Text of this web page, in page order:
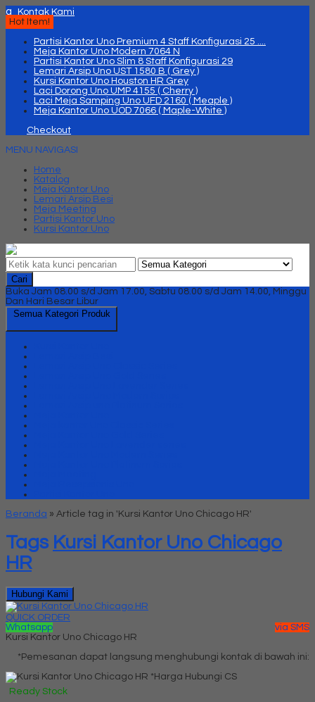
q
Kontak Kami
Hot Item!
Partisi Kantor Uno Premium 4 Staff Konfigurasi 25 ....
Meja Kantor Uno Modern 7064 N
Partisi Kantor Uno Slim 8 Staff Konfigurasi 29
Lemari Arsip Uno UST 1580 B ( Grey )
Kursi Kantor Uno Houston HR Grey
Laci Dorong Uno UMP 4155 ( Cherry )
Laci Meja Samping Uno UFD 2160 ( Meaple )
Meja Kantor Uno UOD 7066 ( Maple-White )
Checkout
MENU NAVIGASI
Home
Katalog
Meja Kantor Uno
Lemari Arsip Besi
Meja Meeting
Partisi Kantor Uno
Kursi Kantor Uno
Cari
Buka Jam 08.00 s/d Jam 17.00, Sabtu 08.00 s/d Jam 14.00, Minggu
Dan Hari Besar Libur
Semua Kategori Produk
Beranda » Article tag in 'Kursi Kantor Uno Chicago HR'
Tags Kursi Kantor Uno Chicago
HR
Hubungi Kami
QUICK ORDER
Whatsapp
via SMS
Kursi Kantor Uno Chicago HR
*Pemesanan dapat langsung menghubungi kontak di bawah ini:
*Harga Hubungi CS
Ready Stock